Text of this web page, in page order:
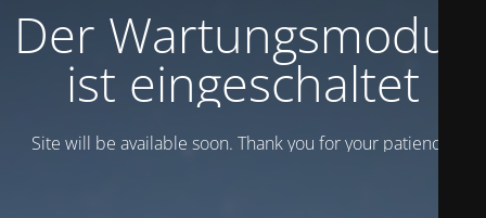
Der Wartungsmodus
ist eingeschaltet
Site will be available soon. Thank you for your patience!